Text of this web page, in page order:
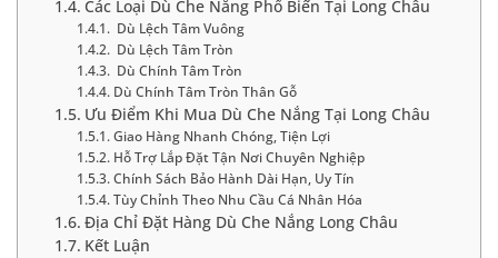
Các Loại Dù Che Nắng Phổ Biến Tại Long Châu
Dù Lệch Tâm Vuông
Dù Lệch Tâm Tròn
Dù Chính Tâm Tròn
Dù Chính Tâm Tròn Thân Gỗ
Ưu Điểm Khi Mua Dù Che Nắng Tại Long Châu
Giao Hàng Nhanh Chóng, Tiện Lợi
Hỗ Trợ Lắp Đặt Tận Nơi Chuyên Nghiệp
Chính Sách Bảo Hành Dài Hạn, Uy Tín
Tùy Chỉnh Theo Nhu Cầu Cá Nhân Hóa
Địa Chỉ Đặt Hàng Dù Che Nắng Long Châu
Kết Luận